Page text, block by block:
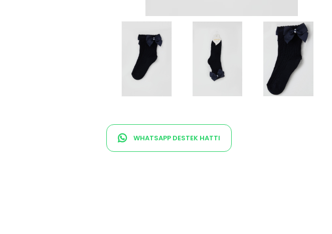
WHATSAPP DESTEK HATTI